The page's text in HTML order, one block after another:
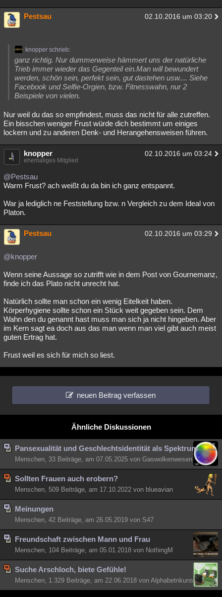
Pestsau 02.10.2016 um 03:20
knopper schrieb:
ganz richtig. Nur dummerweise hämmert uns der natürliche
Trieb immer wieder das Gegenteil ein.Man will bewundert
werden, schön sein, perfekt sein, gut dastehen usw.... Siehe
Facebook und Selfie-Orgien, bzw. Fitnesswahn, nur 2
Beispiele von vielen.
Nur weil du das so empfindest, muss das nicht für alle zutreffen.
Ein bisschen weniger Frust würde dich bestimmt um einiges
lockern und zu anderen Denk- und Herangehensweisen führen.
knopper 02.10.2016 um 03:24
ehemaliges Mitglied
@Pestsau
Warm Frust? ach weißt du da bin ich ganz entspannt.
War ja lediglich ne Feststellung bzw. n Vergleich zu dem Ideal von
Platon.
Pestsau 02.10.2016 um 03:29
@knopper
Wenn seine Aussage so zutrifft wie in dem Post von Gournemanz,
finde ich das Plato nicht unrecht hat.
Natürlich sollte man schon ein wenig Eitelkeit haben.
Körperhygiene sollte schon ein Stück weit gegeben sein. Dem
Wahn den du genannt hast muss man sich ja nicht hingeben. Aber
im Kern sagt ea doch aus das man wenn man viel gibt auch meist
guten Ertrag hat.
Frust weil es sich für mich so liest.
neuen Beitrag verfassen
Ähnliche Diskussionen
Pansexualität und Geschlechtsidentität als Spektrum
Menschen, 33 Beiträge, am 07.05.2025 von Gaswolkenwesen
Sollten Frauen auch erobern?
Menschen, 509 Beiträge, am 17.10.2022 von blueavian
Meinungen
Menschen, 42 Beiträge, am 26.05.2019 von S47
Freundschaft zwischen Mann und Frau
Menschen, 104 Beiträge, am 05.01.2018 von NothingM
Suche Arschloch, biete Gefühle!
Menschen, 1.329 Beiträge, am 22.06.2018 von Alphabetnkunst